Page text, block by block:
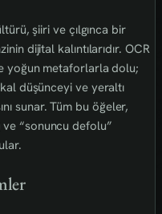
şiiri ve çılgınca bir
dijital kalıntılarıdır. OCR
yoğun metaforlarla dolu;
düşünceyi ve yeraltı
sunar. Tüm bu öğeler,
“sonuncu defolu”